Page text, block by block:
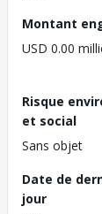
Montant
USD 0.00
Risque
et social
Sans objet
Date de
jour